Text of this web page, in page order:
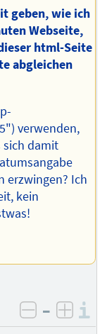
geben, wie ich
Webseite,
html-Seite
abgleichen
verwenden,
damit
erzwingen? Ich
kein
negativ
–